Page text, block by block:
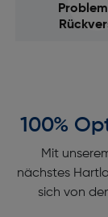
100%
Mit
nächstes
sich von